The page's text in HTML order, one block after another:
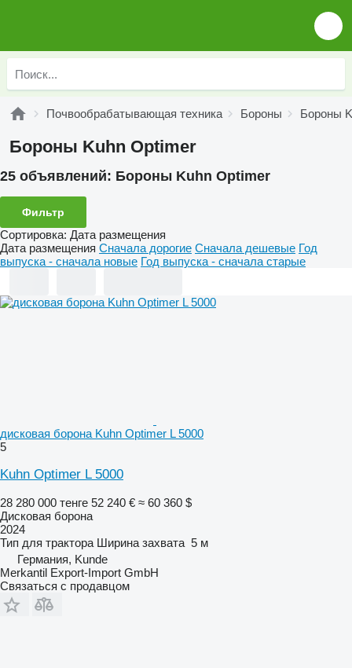
Почвообрабатывающая техника Бороны Бороны
Бороны Kuhn Optimer
25 объявлений: Бороны Kuhn Optimer
Фильтр
Сортировка: Дата размещения
Дата размещения Сначала дорогие Сначала дешевые Год
выпуска - сначала новые Год выпуска - сначала старые
дисковая борона Kuhn Optimer L 5000
5
Kuhn Optimer L 5000
28 280 000 тенге 52 240 € ≈ 60 360 $
Дисковая борона
2024
Тип для трактора Ширина захвата 5 м
Германия, Kunde
Merkantil Export-Import GmbH
Связаться с продавцом